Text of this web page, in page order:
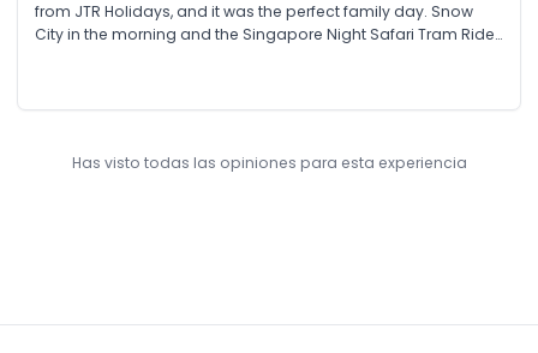
from JTR Holidays, and it was the perfect family day. Snow
City in the morning and the Singapore Night Safari Tram Ride
Has visto todas las opiniones para esta experiencia